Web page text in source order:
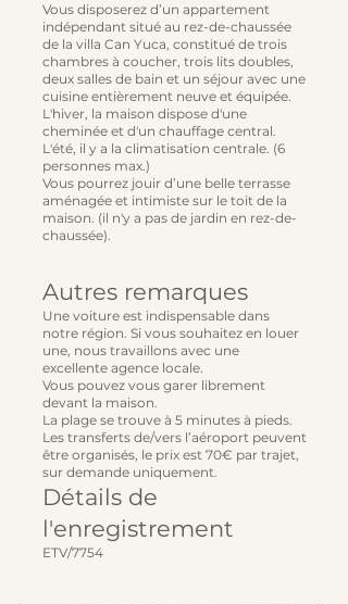
Vous disposerez d’un appartement
indépendant situé au rez-de-chaussée
de la villa Can Yuca, constitué de trois
chambres à coucher, trois lits doubles,
deux salles de bain et un séjour avec une
cuisine entièrement neuve et équipée.
L'hiver, la maison dispose d'une
cheminée et d'un chauffage central.
L'été, il y a la climatisation centrale. (6
personnes max.)
Vous pourrez jouir d’une belle terrasse
aménagée et intimiste sur le toit de la
maison. (il n'y a pas de jardin en rez-de-
chaussée).
Autres remarques
Une voiture est indispensable dans
notre région. Si vous souhaitez en louer
une, nous travaillons avec une
excellente agence locale.
Vous pouvez vous garer librement
devant la maison.
La plage se trouve à 5 minutes à pieds.
Les transferts de/vers l’aéroport peuvent
être organisés, le prix est 70€ par trajet,
sur demande uniquement.
Détails de
l'enregistrement
ETV/7754